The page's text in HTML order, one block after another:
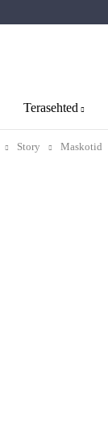
Terasehted
Story Maskotid